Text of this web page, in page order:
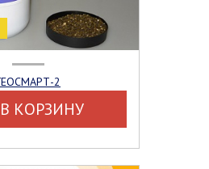
ГЕОСМАРТ-2
В КОРЗИНУ